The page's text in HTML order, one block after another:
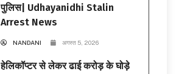
पुलिस| Udhayanidhi Stalin
Arrest News
NANDANI अगस्त 5, 2026
हेलिकॉप्टर से लेकर ढाई करोड़ के घोड़े